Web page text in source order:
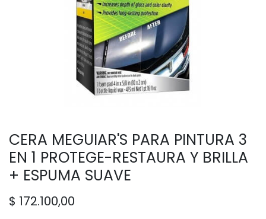
CERA MEGUIAR'S PARA PINTURA 3
EN 1 PROTEGE-RESTAURA Y BRILLA
+ ESPUMA SUAVE
$ 172.100,00